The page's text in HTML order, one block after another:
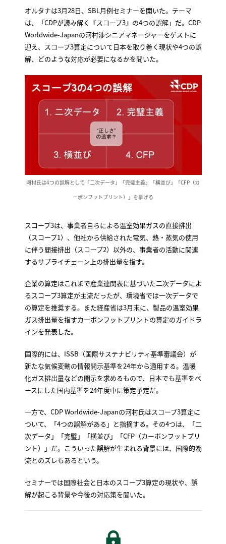
オルタナは3月28日、SBL月例セミナーを開いた。テーマ
は、「CDPが読み解く『スコープ3』の4つの誤解」だ。CDP
Worldwide-Japanの河村渉シニアマネージャーをゲストに
迎え、スコープ3算定について日本を取り巻く現状や4つの誤
解、どのような対応が必要になるかを聞いた。
河村氏は4つの誤解として「二次データ」「完璧主義」「横並び」「CFP（カ
ーボンフットプリント）」を挙げる
スコープ3は、事業者自らによる温室効果ガスの直接排出
（スコープ1）、他社から供給された電気、熱・蒸気の使用
に伴う間接排出（スコープ2）以外の、事業者の活動に関連
するサプライチェーン上の排出量を指す。
企業の算定はこれまで産業連関表に基づいた二次データによ
るスコープ3算定が主流だったが、環境省では一次データで
の算定を推奨する。また経産省は3月末に、製品の温室効果
ガス排出量を指すカーボンフットプリントの算定のガイドラ
インを発表した。
国際的には、ISSB（国際サステナビリティ基準審議会）が
新たな気候変動の情報開示基準を24年から適用する。温暖
化ガス排出量などの開示を求めるもので、日本でも基準をベ
ースにした国内基準を24年度中に策定予定だ。
一方で、CDP Worldwide-Japanの河村氏はスコープ3算定に
ついて、「4つの誤解がある」と指摘する。その4つは、「二
次データ」「完璧」「横並び」「CFP（カーボンフットプリ
ント）」だ。こういった誤解が生まれる背景には、国際的潮
流とのズレもあるという。
セミナーでは国際社会と日本のスコープ3算定の現状や、誤
解が起こる背景や今後の対応策を聞いた。